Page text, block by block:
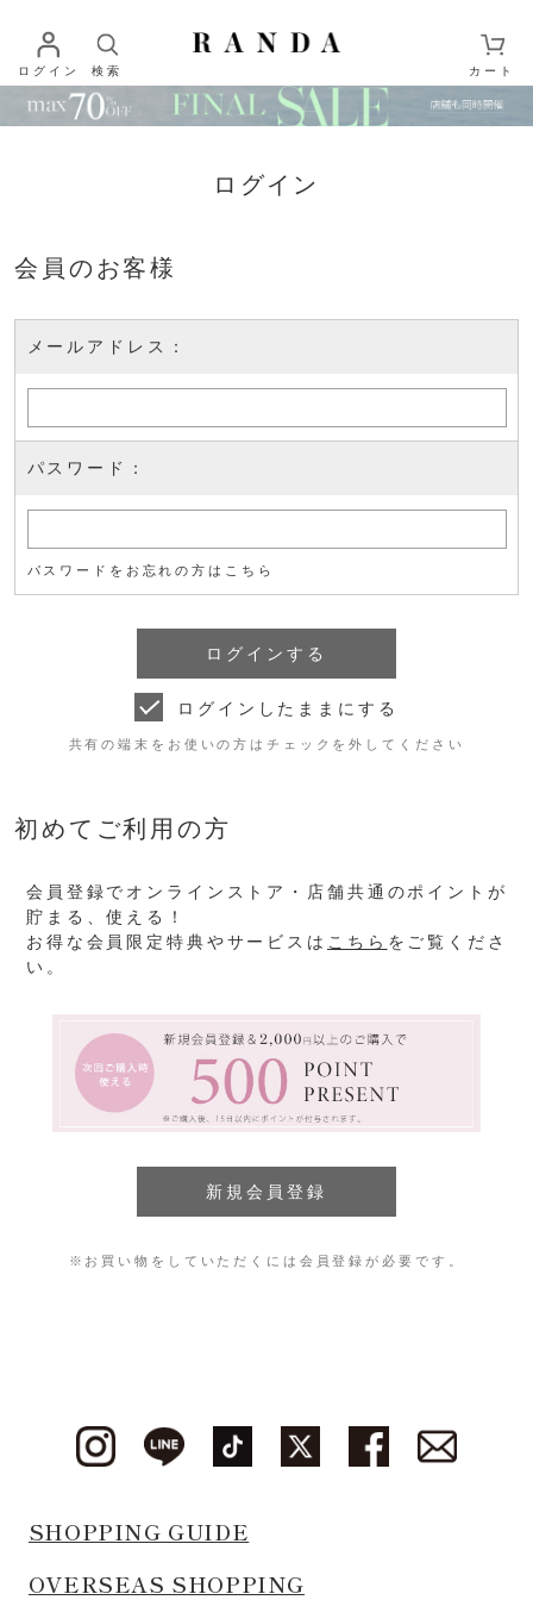
ログイン 検索 カート
ログイン
会員のお客様
メールアドレス：
パスワード：
パスワードをお忘れの方はこちら
ログインしたままにする
共有の端末をお使いの方はチェックを外してください
初めてご利用の方
会員登録でオンラインストア・店舗共通のポイントが
貯まる、使える！
お得な会員限定特典やサービスは こちら をご覧くださ
い。
※お買い物をしていただくには会員登録が必要です。
SHOPPING GUIDE
OVERSEAS SHOPPING